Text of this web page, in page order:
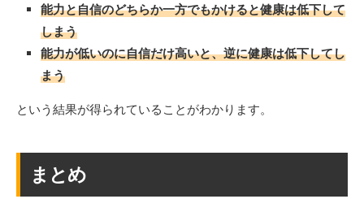
能力と自信のどちらか一方でもかけると健康は低下して
しまう
能力が低いのに自信だけ高いと、逆に健康は低下してし
まう
という結果が得られていることがわかります。
まとめ